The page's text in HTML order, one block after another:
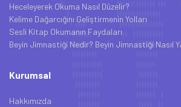
Heceleyerek Okuma Nasıl Düzelir?
Kelime Dağarcığını Geliştirmenin Yolları
Sesli Kitap Okumanın Faydaları
Beyin Jimnastiği Nedir? Beyin Jimnastiği Nasıl
Kurumsal
Hakkımızda